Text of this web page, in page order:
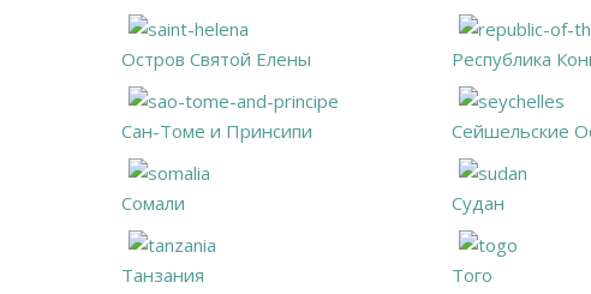
Остров Святой Елены Республика
Сан-Томе и Принсипи Сейшельские
Сомали Судан
Танзания Того